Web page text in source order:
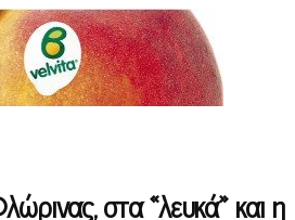
στα «λευκά» και η